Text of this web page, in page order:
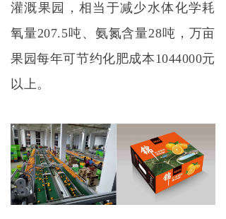
灌溉果园，相当于减少水体化学耗
氧量207.5吨、氨氮含量28吨，万亩
果园每年可节约化肥成本1044000元
以上。